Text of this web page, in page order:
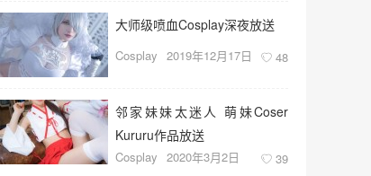
大师级喷血Cosplay深夜放送
Cosplay 2019年12月17日 48
邻家妹妹太迷人 萌妹Coser
Kururu作品放送
Cosplay 2020年3月2日 39